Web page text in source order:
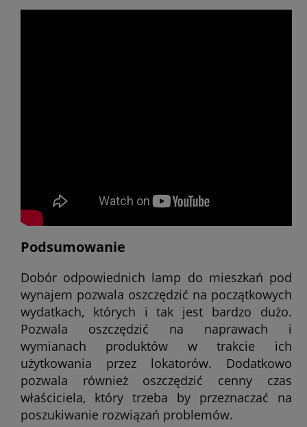
Podsumowanie
Dobór odpowiednich lamp do mieszkań pod
wynajem pozwala oszczędzić na początkowych
wydatkach, których i tak jest bardzo dużo.
Pozwala oszczędzić na naprawach i
wymianach produktów w trakcie ich
użytkowania przez lokatorów. Dodatkowo
pozwala również oszczędzić cenny czas
właściciela, który trzeba by przeznaczać na
poszukiwanie rozwiązań problemów.